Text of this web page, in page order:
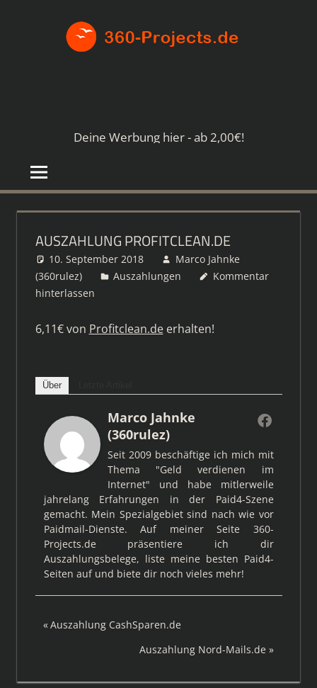
Deine Werbung hier - ab 2,00€!
AUSZAHLUNG PROFITCLEAN.DE
10. September 2018
Marco Jahnke
(360rulez)
Auszahlungen
Kommentar
hinterlassen
6,11€ von Profitclean.deerhalten!
Über
Marco Jahnke
(360rulez)
Seit 2009 beschäftige ich mich mit
Thema "Geld verdienen im
Internet" und habe mitlerweile
jahrelang Erfahrungen in der Paid4-Szene
gemacht. Mein Spezialgebiet sind nach wie vor
Paidmail-Dienste. Auf meiner Seite 360-
Projects.de präsentiere ich dir
Auszahlungsbelege, liste meine besten Paid4-
Seiten auf und biete dir noch vieles mehr!
Beitragsnavigation
Vorheriger
Auszahlung CashSparen.de
Nächster
Auszahlung Nord-Mails.de